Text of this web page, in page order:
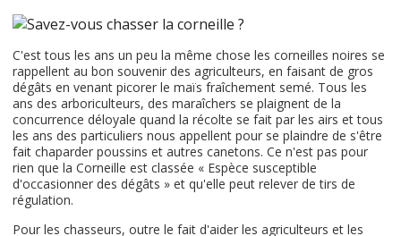
C'est tous les ans un peu la même chose les corneilles noires se
rappellent au bon souvenir des agriculteurs, en faisant de gros
dégâts en venant picorer le maïs fraîchement semé. Tous les
ans des arboriculteurs, des maraîchers se plaignent de la
concurrence déloyale quand la récolte se fait par les airs et tous
les ans des particuliers nous appellent pour se plaindre de s'être
fait chaparder poussins et autres canetons. Ce n'est pas pour
rien que la Corneille est classée « Espèce susceptible
d'occasionner des dégâts » et qu'elle peut relever de tirs de
régulation.
Pour les chasseurs, outre le fait d'aider les agriculteurs et les